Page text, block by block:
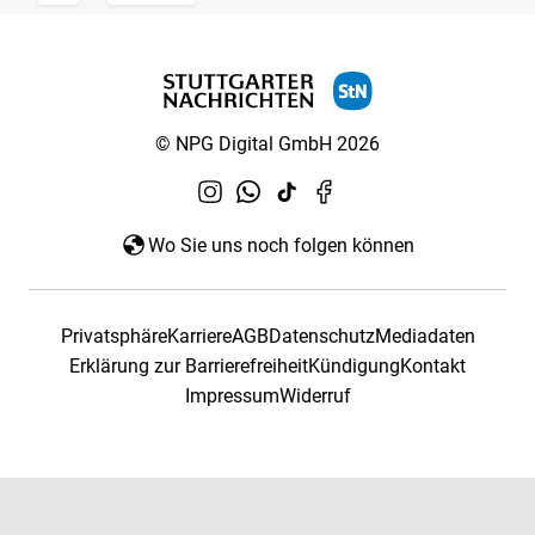
© NPG Digital GmbH 2026
Wo Sie uns noch folgen können
PrivatsphäreKarriereAGBDatenschutzMediadaten
Erklärung zur BarrierefreiheitKündigungKontakt
ImpressumWiderruf